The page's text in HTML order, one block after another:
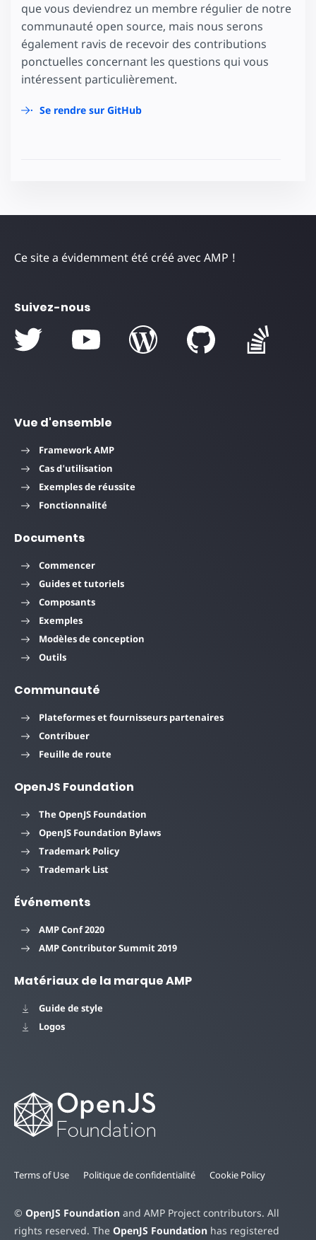
que vous deviendrez un membre régulier de notre
communauté open source, mais nous serons
également ravis de recevoir des contributions
ponctuelles concernant les questions qui vous
intéressent particulièrement.
Se rendre sur GitHub
Ce site a évidemment été créé avec AMP !
Suivez-nous
Vue d'ensemble
Framework AMP
Cas d'utilisation
Exemples de réussite
Fonctionnalité
Documents
Commencer
Guides et tutoriels
Composants
Exemples
Modèles de conception
Outils
Communauté
Plateformes et fournisseurs partenaires
Contribuer
Feuille de route
OpenJS Foundation
The OpenJS Foundation
OpenJS Foundation Bylaws
Trademark Policy
Trademark List
Événements
AMP Conf 2020
AMP Contributor Summit 2019
Matériaux de la marque AMP
Guide de style
Logos
Terms of Use Politique de confidentialité Cookie Policy
© OpenJS Foundation and AMP Project contributors. All
rights reserved. The OpenJS Foundation has registered